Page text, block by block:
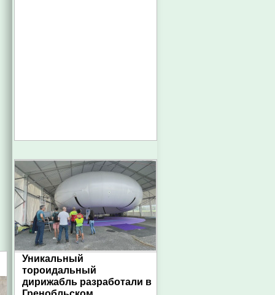
Уникальный
тороидальный
дирижабль разработали в